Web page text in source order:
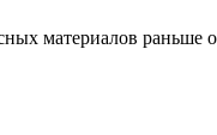
материалов раньше